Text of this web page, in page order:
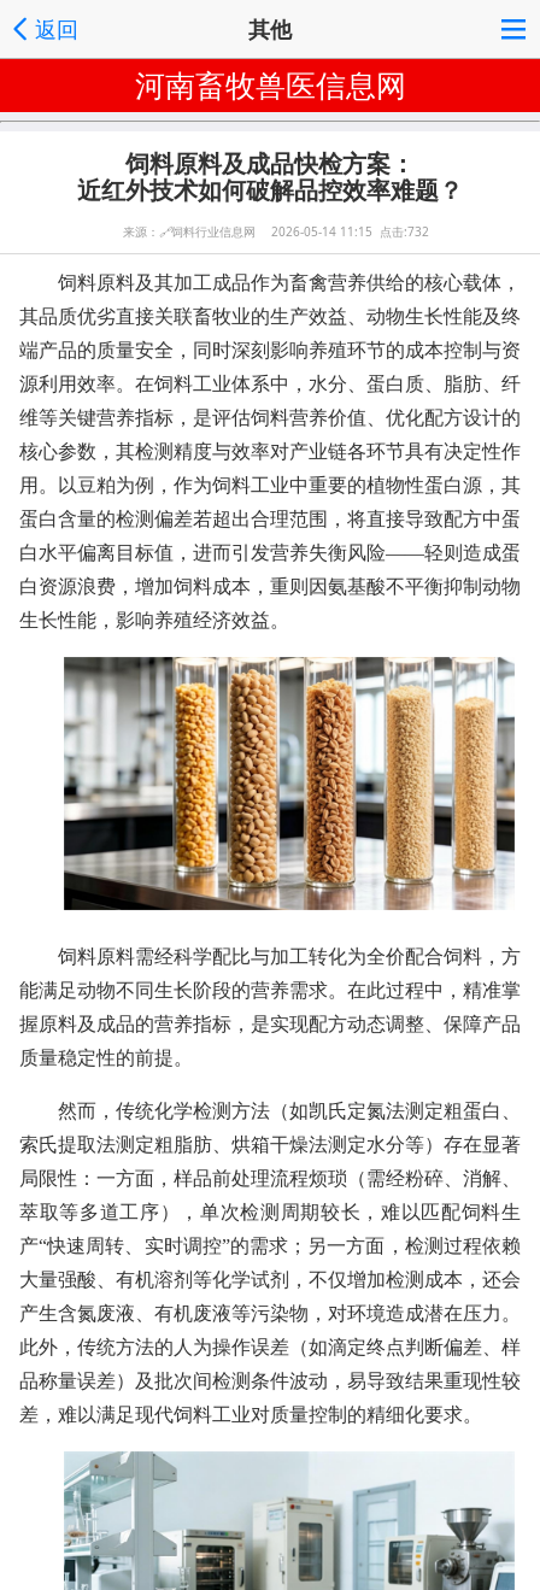
返回 其他
河南畜牧兽医信息网
饲料原料及成品快检方案：
近红外技术如何破解品控效率难题？
来源： 🔗饲料行业信息网 2026-05-14 11:15 点击:732
饲料原料及其加工成品作为畜禽营养供给的核心载体，
其品质优劣直接关联畜牧业的生产效益、动物生长性能及终
端产品的质量安全，同时深刻影响养殖环节的成本控制与资
源利用效率。在饲料工业体系中，水分、蛋白质、脂肪、纤
维等关键营养指标，是评估饲料营养价值、优化配方设计的
核心参数，其检测精度与效率对产业链各环节具有决定性作
用。以豆粕为例，作为饲料工业中重要的植物性蛋白源，其
蛋白含量的检测偏差若超出合理范围，将直接导致配方中蛋
白水平偏离目标值，进而引发营养失衡风险——轻则造成蛋
白资源浪费，增加饲料成本，重则因氨基酸不平衡抑制动物
生长性能，影响养殖经济效益。
饲料原料需经科学配比与加工转化为全价配合饲料，方
能满足动物不同生长阶段的营养需求。在此过程中，精准掌
握原料及成品的营养指标，是实现配方动态调整、保障产品
质量稳定性的前提。
然而，传统化学检测方法（如凯氏定氮法测定粗蛋白、
索氏提取法测定粗脂肪、烘箱干燥法测定水分等）存在显著
局限性：一方面，样品前处理流程烦琐（需经粉碎、消解、
萃取等多道工序），单次检测周期较长，难以匹配饲料生
产“快速周转、实时调控”的需求；另一方面，检测过程依赖
大量强酸、有机溶剂等化学试剂，不仅增加检测成本，还会
产生含氮废液、有机废液等污染物，对环境造成潜在压力。
此外，传统方法的人为操作误差（如滴定终点判断偏差、样
品称量误差）及批次间检测条件波动，易导致结果重现性较
差，难以满足现代饲料工业对质量控制的精细化要求。